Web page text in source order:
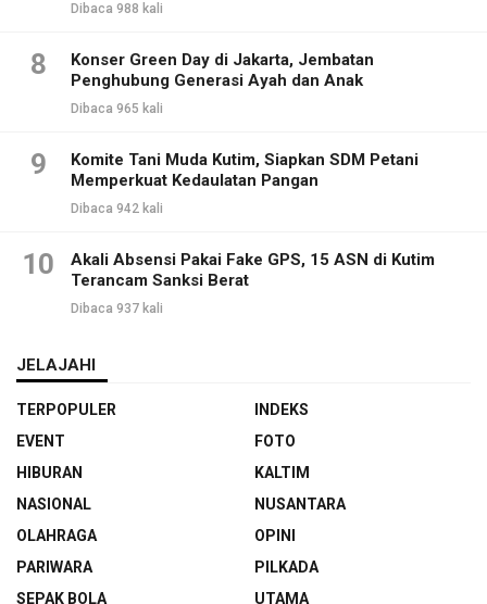
Dibaca 988 kali
8
Konser Green Day di Jakarta, Jembatan
Penghubung Generasi Ayah dan Anak
Dibaca 965 kali
9
Komite Tani Muda Kutim, Siapkan SDM Petani
Memperkuat Kedaulatan Pangan
Dibaca 942 kali
10
Akali Absensi Pakai Fake GPS, 15 ASN di Kutim
Terancam Sanksi Berat
Dibaca 937 kali
JELAJAHI
TERPOPULER
INDEKS
EVENT
FOTO
HIBURAN
KALTIM
NASIONAL
NUSANTARA
OLAHRAGA
OPINI
PARIWARA
PILKADA
SEPAK BOLA
UTAMA